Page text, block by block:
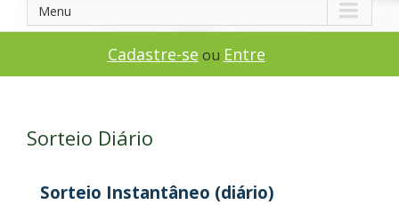
Menu
Cadastre-se ou Entre
Sorteio Diário
Sorteio Instantâneo (diário)